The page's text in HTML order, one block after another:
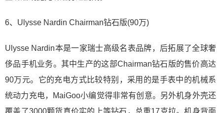
6、Ulysse Nardin Chairman钻石版(90万)
Ulysse Nardin本是一家瑞士高级名表品牌，后拓展了全球奢
侈品手机业务。其中生产的这部Chairman钻石版的售价高达
90万元。它的充电方式比较特别，采用的是手表中的机械系
统动力充电，MaiGoo小编觉得非常有创意。另外机身外壳还
覆盖了3000颗货真价实的上等钻石，总重17克拉。机身背面